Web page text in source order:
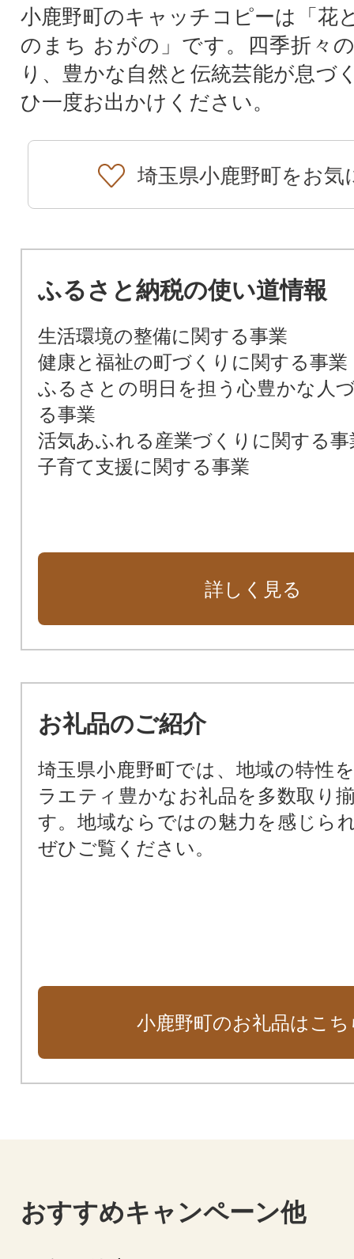
小鹿野町のキャッチコピーは「花
のまち おがの」です。四季折々
り、豊かな自然と伝統芸能が息づ
ひ一度お出かけください。
埼玉県小鹿野町をお気
ふるさと納税の使い道情報
生活環境の整備に関する事業
健康と福祉の町づくりに関する事業
ふるさとの明日を担う心豊かな人
る事業
活気あふれる産業づくりに関する事
子育て支援に関する事業
詳しく見る
お礼品のご紹介
埼玉県小鹿野町では、地域の特性
ラエティ豊かなお礼品を多数取り
す。地域ならではの魅力を感じら
ぜひご覧ください。
小鹿野町のお礼品はこち
おすすめキャンペーン他